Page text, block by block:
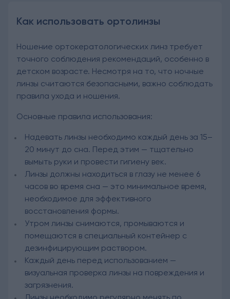
Как использовать ортолинзы
Ношение ортокератологических линз требует
точного соблюдения рекомендаций, особенно в
детском возрасте. Несмотря на то, что ночные
линзы считаются безопасными, важно соблюдать
правила ухода и ношения.
Основные правила использования:
Надевать линзы необходимо каждый день за 15–
20 минут до сна. Перед этим — тщательно
вымыть руки и провести гигиену век.
Линзы должны находиться в глазу не менее 6
часов во время сна — это минимальное время,
необходимое для эффективного
восстановления формы.
Утром линзы снимаются, промываются и
помещаются в специальный контейнер с
дезинфицирующим раствором.
Каждый день перед использованием —
визуальная проверка линзы на повреждения и
загрязнения.